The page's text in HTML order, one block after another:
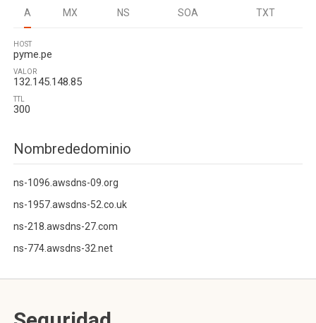
A MX NS SOA TXT
HOST
pyme.pe
VALOR
132.145.148.85
TTL
300
Nombrededominio
ns-1096.awsdns-09.org
ns-1957.awsdns-52.co.uk
ns-218.awsdns-27.com
ns-774.awsdns-32.net